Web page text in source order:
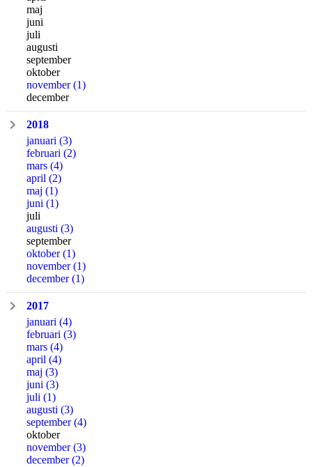
maj
juni
juli
augusti
september
oktober
november(1)
december
2018
januari (3)
februari (2)
mars (4)
april (2)
maj (1)
juni (1)
juli
augusti (3)
september
oktober(1)
november(1)
december(1)
2017
januari (4)
februari (3)
mars (4)
april (4)
maj (3)
juni (3)
juli (1)
augusti (3)
september(4)
oktober
november(3)
december(2)